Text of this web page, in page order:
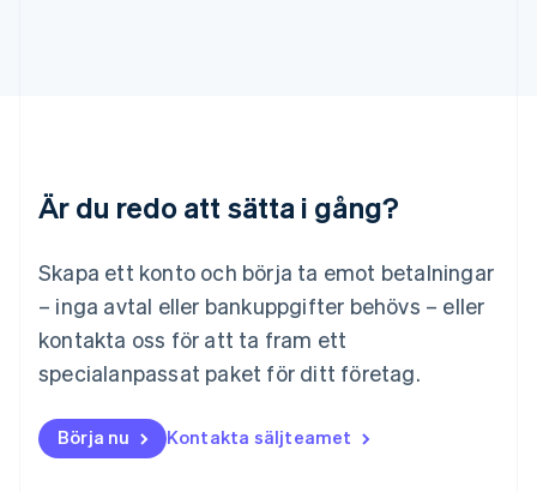
Är du redo att sätta i gång?
Skapa ett konto och börja ta emot betalningar
– inga avtal eller bankuppgifter behövs – eller
kontakta oss för att ta fram ett
specialanpassat paket för ditt företag.
Börja nu Kontakta säljteamet
Malaysia
English
Mexiko
Nederländerna
NederlandsEnglish
English
Nya Zeeland